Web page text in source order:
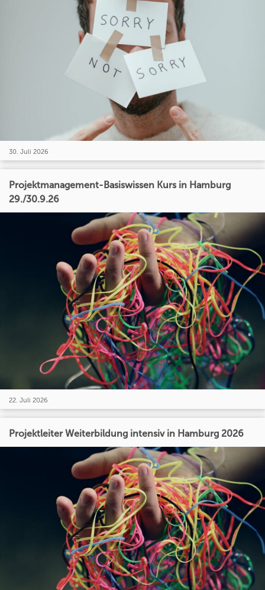
30. Juli 2026
Projektmanagement-Basiswissen Kurs in Hamburg
29./30.9.26
22. Juli 2026
Projektleiter Weiterbildung intensiv in Hamburg 2026